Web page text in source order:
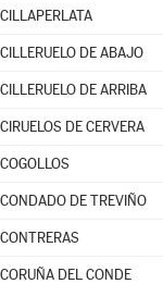
CILLAPERLATA
CILLERUELO DE ABAJO
CILLERUELO DE ARRIBA
CIRUELOS DE CERVERA
COGOLLOS
CONDADO DE TREVIÑO
CONTRERAS
CORUÑA DEL CONDE